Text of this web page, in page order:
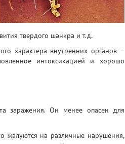
твердого шанкра и т.д.
характера внутренних органов –
интоксикацией и хорошо
заражения. Он менее опасен для
жалуются на различные нарушения,